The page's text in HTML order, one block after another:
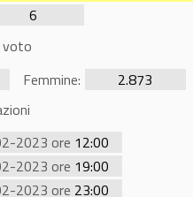
6
voto
Femmine: 2.873
2023 ore 12:00
2023 ore 19:00
2023 ore 23:00